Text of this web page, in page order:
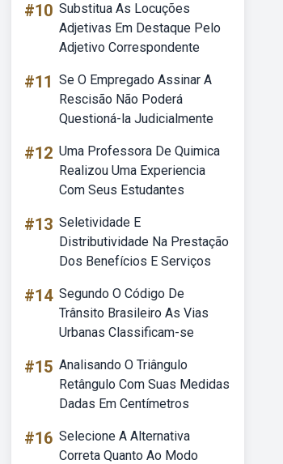
#10 Substitua As Locuções
Adjetivas Em Destaque Pelo
Adjetivo Correspondente
#11 Se O Empregado Assinar A
Rescisão Não Poderá
Questioná-la Judicialmente
#12 Uma Professora De Quimica
Realizou Uma Experiencia
Com Seus Estudantes
#13 Seletividade E
Distributividade Na Prestação
Dos Benefícios E Serviços
#14 Segundo O Código De
Trânsito Brasileiro As Vias
Urbanas Classificam-se
#15 Analisando O Triângulo
Retângulo Com Suas Medidas
Dadas Em Centímetros
#16 Selecione A Alternativa
Correta Quanto Ao Modo